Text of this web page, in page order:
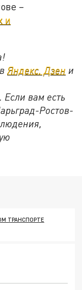
–
и
Яндекс. Дзен и
. Если вам есть
Ростов-
ТРАНСПОРТЕ